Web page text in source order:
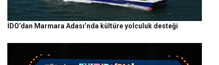
İDO’dan Marmara Adası’nda kültüre yolculuk desteği